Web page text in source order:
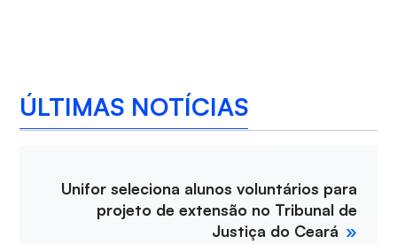
ÚLTIMAS NOTÍCIAS
Unifor seleciona alunos voluntários para
projeto de extensão no Tribunal de
Justiça do Ceará